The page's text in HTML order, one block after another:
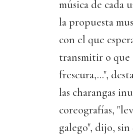
música de cada
la propuesta
con el que
transmitir o que
frescura,...",
las charangas
coreografías,
galego", dijo,